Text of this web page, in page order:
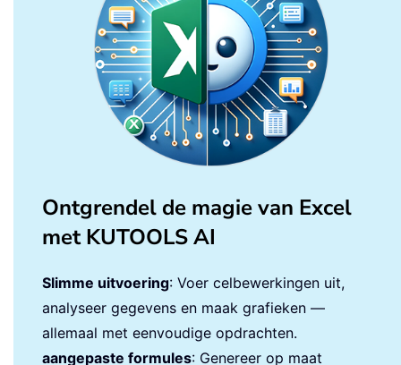
Ontgrendel de magie van Excel
met KUTOOLS AI
Slimme uitvoering: Voer celbewerkingen uit,
analyseer gegevens en maak grafieken —
allemaal met eenvoudige opdrachten.
aangepaste formules: Genereer op maat